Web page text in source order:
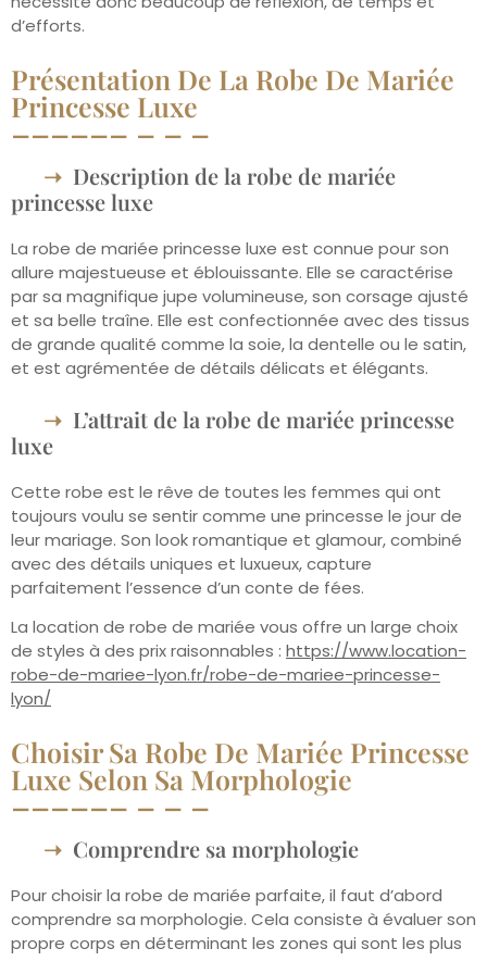
d’efforts.
Présentation De La Robe De Mariée
Princesse Luxe
Description de la robe de mariée
princesse luxe
La robe de mariée princesse luxe est connue pour son
allure majestueuse et éblouissante. Elle se caractérise
par sa magnifique jupe volumineuse, son corsage ajusté
et sa belle traîne. Elle est confectionnée avec des tissus
de grande qualité comme la soie, la dentelle ou le satin,
et est agrémentée de détails délicats et élégants.
L’attrait de la robe de mariée princesse
luxe
Cette robe est le rêve de toutes les femmes qui ont
toujours voulu se sentir comme une princesse le jour de
leur mariage. Son look romantique et glamour, combiné
avec des détails uniques et luxueux, capture
parfaitement l’essence d’un conte de fées.
La location de robe de mariée vous offre un large choix
de styles à des prix raisonnables : https://www.location-
robe-de-mariee-lyon.fr/robe-de-mariee-princesse-
lyon/
Choisir Sa Robe De Mariée Princesse
Luxe Selon Sa Morphologie
Comprendre sa morphologie
Pour choisir la robe de mariée parfaite, il faut d’abord
comprendre sa morphologie. Cela consiste à évaluer son
propre corps en déterminant les zones qui sont les plus